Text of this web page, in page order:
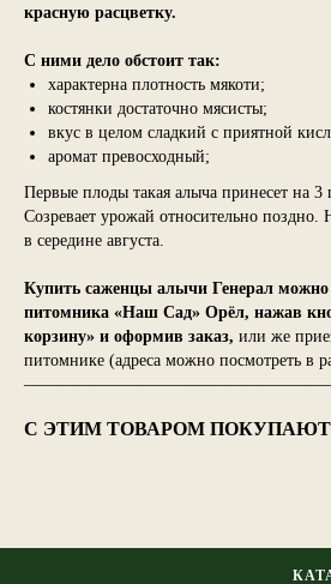
красную расцветку.
С ними дело обстоит так:
характерна плотность мякоти;
костянки достаточно мясисты;
вкус в целом сладкий с приятной
аромат превосходный;
Первые плоды такая алыча принесет на 3
Созревает урожай относительно поздно.
в середине августа.
Купить саженцы алычи Генерал можно
питомника «Наш Сад» Орёл, нажав
корзину» и оформив заказ, или же
питомнике (адреса можно посмотреть в
С ЭТИМ ТОВАРОМ